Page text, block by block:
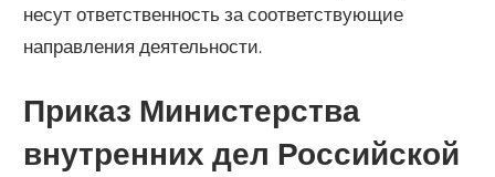
несут ответственность за соответствующие
направления деятельности.
Приказ Министерства
внутренних дел Российской